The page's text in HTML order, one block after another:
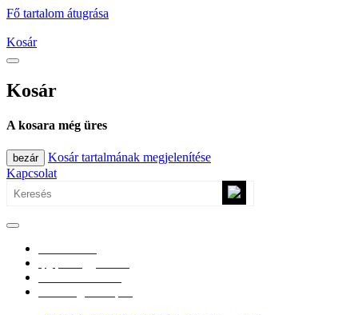
Fő tartalom átugrása
Kosár
Kosár
A kosara még üres
bezár
Kosár tartalmának megjelenítése
Kapcsolat